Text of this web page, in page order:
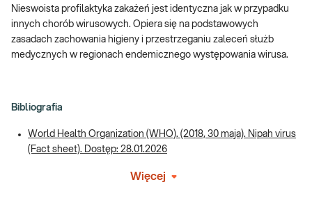
Nieswoista profilaktyka zakażeń jest identyczna jak w przypadku
innych chorób wirusowych. Opiera się na podstawowych
zasadach zachowania higieny i przestrzeganiu zaleceń służb
medycznych w regionach endemicznego występowania wirusa.
Bibliografia
World Health Organization (WHO). (2018, 30 maja). Nipah virus
(Fact sheet). Dostęp: 28.01.2026
Więcej